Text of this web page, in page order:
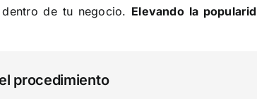
de tu negocio. Elevando la
procedimiento